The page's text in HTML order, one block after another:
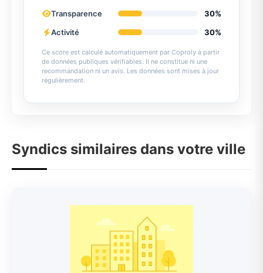
Transparence
30%
Activité
30%
Ce score est calculé automatiquement par Coproly à partir
de données publiques vérifiables. Il ne constitue ni une
recommandation ni un avis. Les données sont mises à jour
régulièrement.
Syndics similaires dans votre ville